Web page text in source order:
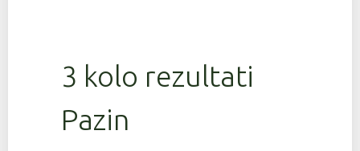
3 kolo rezultati
Pazin